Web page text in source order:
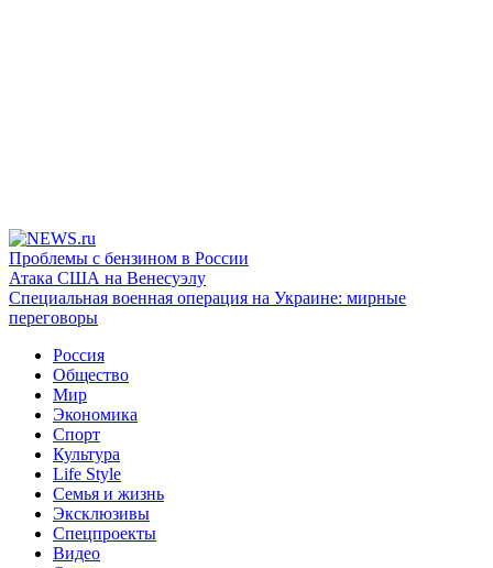
Проблемы с бензином в России
Атака США на Венесуэлу
Специальная военная операция на Украине: мирные
переговоры
Россия
Общество
Мир
Экономика
Спорт
Культура
Life Style
Семья и жизнь
Эксклюзивы
Спецпроекты
Видео